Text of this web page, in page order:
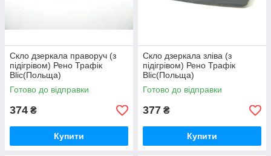
Скло дзеркала праворуч (з
підігрівом) Рено Трафік
Blic(Польща)
6102021232759P
Готово до відправки
374 ₴
Купити
Скло дзеркала зліва (з
підігрівом) Рено Трафік
Blic(Польща)
6102021231759P
Готово до відправки
377 ₴
Купити